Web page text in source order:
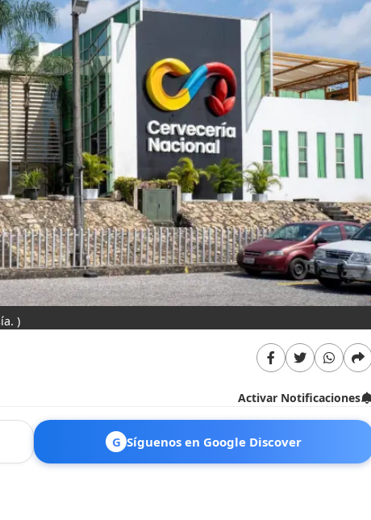
)
Activar Notificaciones
G Síguenos en Google Discover